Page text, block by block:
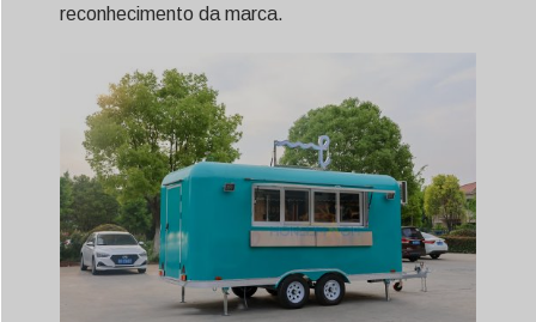
reconhecimento da marca.